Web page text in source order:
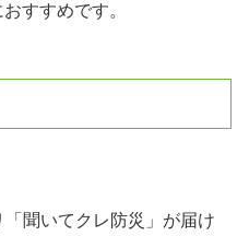
すすめです。
聞いてクレ防災」が届け